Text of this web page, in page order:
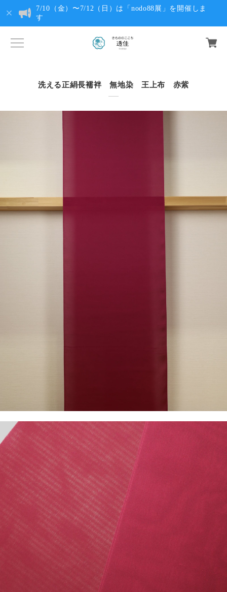
7/10（金）〜7/12（日）は「nodo88展」を開催しま
す
洗える正絹長襦袢 無地染 王上布 赤紫